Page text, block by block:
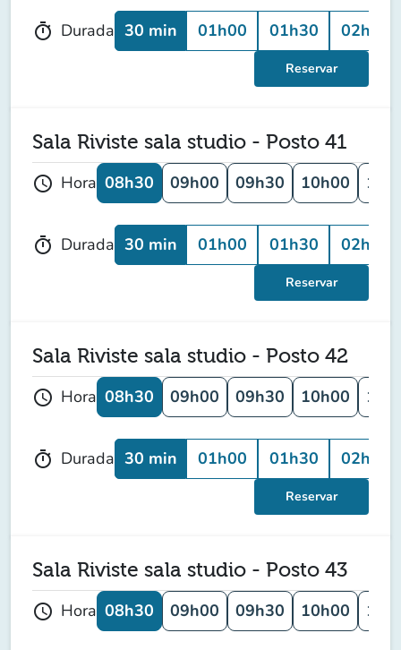
timer Durada 30 min 01h00 01h30 02h00
Reservar
Sala Riviste sala studio - Posto 41
schedule Hora 08h30 09h00 09h30 10h00
timer Durada 30 min 01h00 01h30 02h00
Reservar
Sala Riviste sala studio - Posto 42
schedule Hora 08h30 09h00 09h30 10h00
timer Durada 30 min 01h00 01h30 02h00
Reservar
Sala Riviste sala studio - Posto 43
schedule Hora 08h30 09h00 09h30 10h00